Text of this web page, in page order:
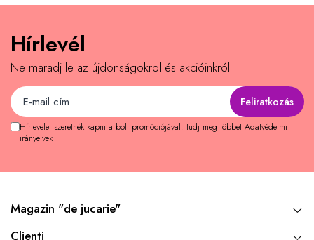
Hírlevél
Ne maradj le az újdonságokrol és akcióinkról
Hírlevelet szeretnék kapni a bolt promóciójával. Tudj meg többet Adatvédelmi
irányelvek
Magazin "de jucarie"
Clienti